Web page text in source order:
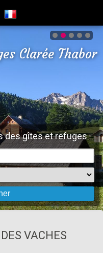
Clarée Thabor
des gîtes et refuges
VACHES